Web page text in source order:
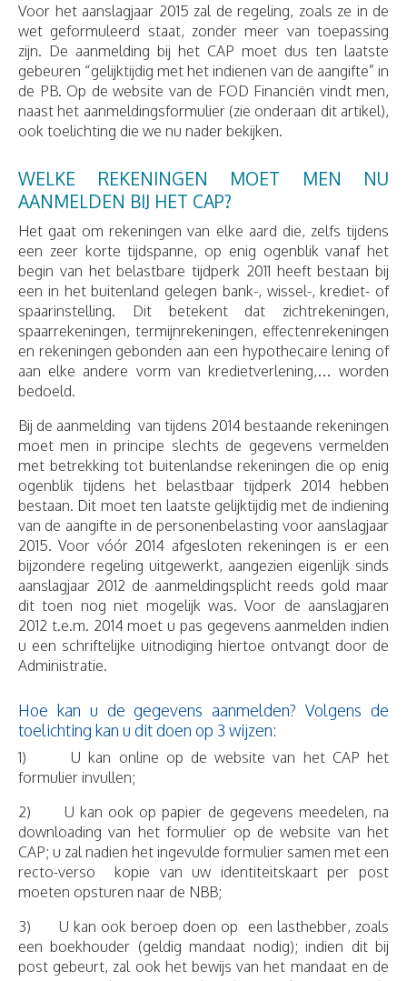
Voor het aanslagjaar 2015 zal de regeling, zoals ze in de
wet geformuleerd staat, zonder meer van toepassing
zijn. De aanmelding bij het CAP moet dus ten laatste
gebeuren “gelijktijdig met het indienen van de aangifte” in
de PB. Op de website van de FOD Financiën vindt men,
naast het aanmeldingsformulier (zie onderaan dit artikel),
ook toelichting die we nu nader bekijken.
WELKE REKENINGEN MOET MEN NU
AANMELDEN BIJ HET CAP?
Het gaat om rekeningen van elke aard die, zelfs tijdens
een zeer korte tijdspanne, op enig ogenblik vanaf het
begin van het belastbare tijdperk 2011 heeft bestaan bij
een in het buitenland gelegen bank-, wissel-, krediet- of
spaarinstelling. Dit betekent dat zichtrekeningen,
spaarrekeningen, termijnrekeningen, effectenrekeningen
en rekeningen gebonden aan een hypothecaire lening of
aan elke andere vorm van kredietverlening,… worden
bedoeld.
Bij de aanmelding van tijdens 2014 bestaande rekeningen
moet men in principe slechts de gegevens vermelden
met betrekking tot buitenlandse rekeningen die op enig
ogenblik tijdens het belastbaar tijdperk 2014 hebben
bestaan. Dit moet ten laatste gelijktijdig met de indiening
van de aangifte in de personenbelasting voor aanslagjaar
2015. Voor vóór 2014 afgesloten rekeningen is er een
bijzondere regeling uitgewerkt, aangezien eigenlijk sinds
aanslagjaar 2012 de aanmeldingsplicht reeds gold maar
dit toen nog niet mogelijk was. Voor de aanslagjaren
2012 t.e.m. 2014 moet u pas gegevens aanmelden indien
u een schriftelijke uitnodiging hiertoe ontvangt door de
Administratie.
Hoe kan u de gegevens aanmelden? Volgens de
toelichting kan u dit doen op 3 wijzen:
1) U kan online op de website van het CAP het
formulier invullen;
2) U kan ook op papier de gegevens meedelen, na
downloading van het formulier op de website van het
CAP; u zal nadien het ingevulde formulier samen met een
recto-verso kopie van uw identiteitskaart per post
moeten opsturen naar de NBB;
3) U kan ook beroep doen op een lasthebber, zoals
een boekhouder (geldig mandaat nodig); indien dit bij
post gebeurt, zal ook het bewijs van het mandaat en de